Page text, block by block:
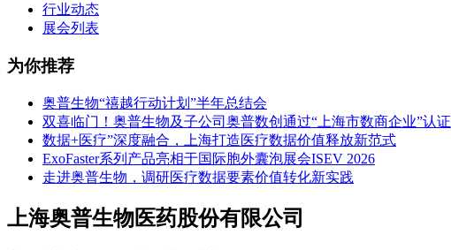
行业动态
展会列表
为你推荐
奥普生物“禧越行动计划”半年总结会
双喜临门！奥普生物及子公司奥普数创通过“上海市数商企业”认证
数据+医疗”深度融合，上海打造医疗数据价值释放新范式
ExoFaster系列产品亮相于国际胞外囊泡展会ISEV 2026
走进奥普生物，调研医疗数据要素价值转化新实践
上海奥普生物医药股份有限公司